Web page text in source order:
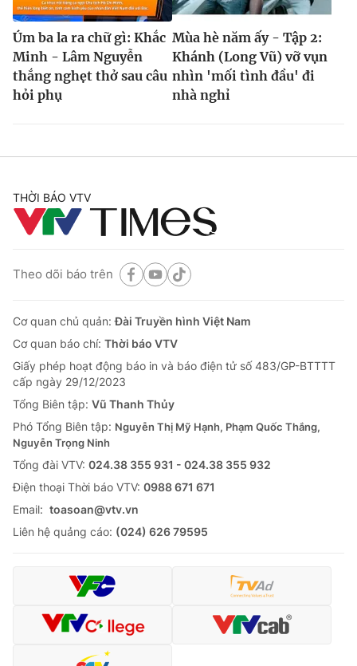
Úm ba la ra chữ gì: Khắc
Minh - Lâm Nguyễn
thắng nghẹt thở sau câu
hỏi phụ
Mùa hè năm ấy - Tập 2:
Khánh (Long Vũ) vỡ vụn
nhìn 'mối tình đầu' đi
nhà nghỉ
THỜI BÁO VTV
Theo dõi báo trên
Cơ quan chủ quản:Đài Truyền hình Việt Nam
Cơ quan báo chí: Thời báo VTV
Giấy phép hoạt động báo in và báo điện tử số 483/GP-BTTTT
cấp ngày 29/12/2023
Tổng Biên tập: Vũ Thanh Thủy
Phó Tổng Biên tập: Nguyễn Thị Mỹ Hạnh, Phạm Quốc Thắng,
Nguyễn Trọng Ninh
Tổng đài VTV: 024.38 355 931 - 024.38 355 932
Ðiện thoại Thời báo VTV: 0988 671 671
Email: toasoan@vtv.vn
Liên hệ quảng cáo: (024) 626 79595